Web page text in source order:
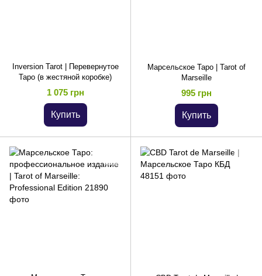
Inversion Tarot | Перевернутое
Таро (в жестяной коробке)
1 075 грн
Купить
Марсельское Таро | Tarot of
Marseille
995 грн
Купить